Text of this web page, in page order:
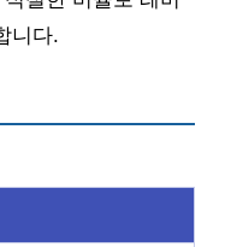
니다.